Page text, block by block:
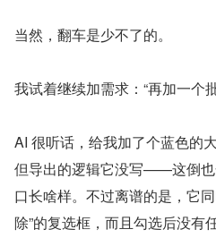
当然，翻车是少不了的。
我试着继续加需求：“再加一个
AI 很听话，给我加了个蓝色的
但导出的逻辑它没写——这倒
口长啥样。不过离谱的是，它
除”的复选框，而且勾选后没有